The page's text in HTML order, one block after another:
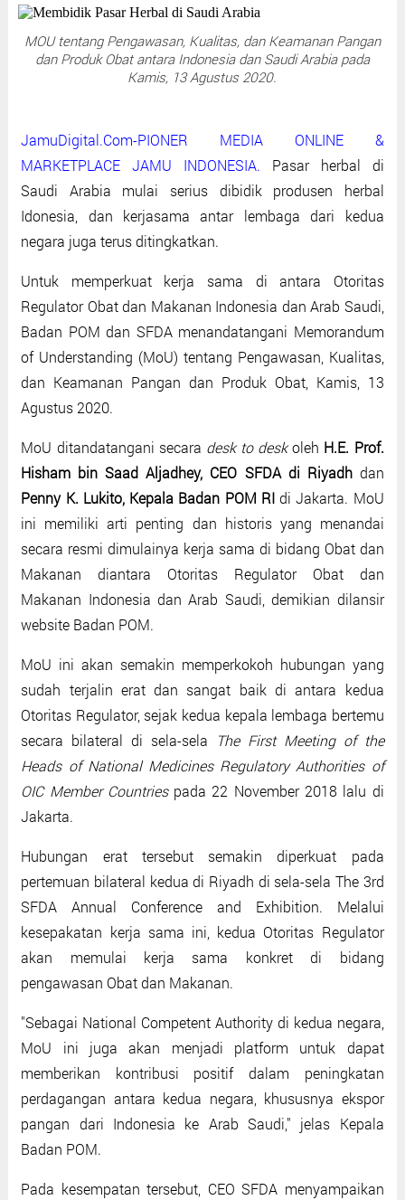
MOU tentang Pengawasan, Kualitas, dan Keamanan Pangan
dan Produk Obat antara Indonesia dan Saudi Arabia pada
Kamis, 13 Agustus 2020.
JamuDigital.Com-PIONER MEDIA ONLINE &
MARKETPLACE JAMU INDONESIA. Pasar herbal di
Saudi Arabia mulai serius dibidik produsen herbal
Idonesia, dan kerjasama antar lembaga dari kedua
negara juga terus ditingkatkan.
Untuk memperkuat kerja sama di antara Otoritas
Regulator Obat dan Makanan Indonesia dan Arab Saudi,
Badan POM dan SFDA menandatangani Memorandum
of Understanding (MoU) tentang Pengawasan, Kualitas,
dan Keamanan Pangan dan Produk Obat, Kamis, 13
Agustus 2020.
MoU ditandatangani secara desk to deskoleh H.E. Prof.
Hisham bin Saad Aljadhey, CEO SFDA di Riyadhdan
Penny K. Lukito, Kepala Badan POM RIdi Jakarta. MoU
ini memiliki arti penting dan historis yang menandai
secara resmi dimulainya kerja sama di bidang Obat dan
Makanan diantara Otoritas Regulator Obat dan
Makanan Indonesia dan Arab Saudi, demikian dilansir
website Badan POM.
MoU ini akan semakin memperkokoh hubungan yang
sudah terjalin erat dan sangat baik di antara kedua
Otoritas Regulator, sejak kedua kepala lembaga bertemu
secara bilateral di sela-sela
The First Meeting of the
Heads of National Medicines Regulatory Authorities of
OIC Member Countriespada 22 November 2018 lalu di
Jakarta.
Hubungan erat tersebut semakin diperkuat pada
pertemuan bilateral kedua di Riyadh di sela-sela The 3rd
SFDA Annual Conference and Exhibition. Melalui
kesepakatan kerja sama ini, kedua Otoritas Regulator
akan memulai kerja sama konkret di bidang
pengawasan Obat dan Makanan.
"Sebagai National Competent Authority di kedua negara,
MoU ini juga akan menjadi platform untuk dapat
memberikan kontribusi positif dalam peningkatan
perdagangan antara kedua negara, khususnya ekspor
pangan dari Indonesia ke Arab Saudi," jelas Kepala
Badan POM.
Pada kesempatan tersebut, CEO SFDA menyampaikan